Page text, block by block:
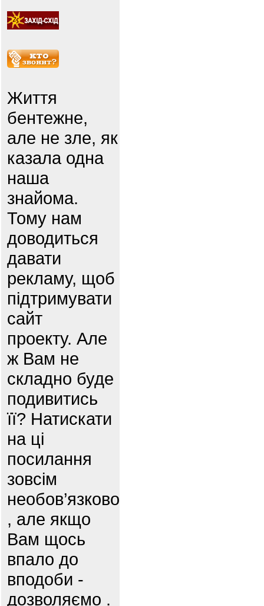
Життя
бентежне,
але не зле, як
казала одна
наша
знайома.
Тому нам
доводиться
давати
рекламу, щоб
підтримувати
сайт
проекту. Але
ж Вам не
складно буде
подивитись
її? Натискати
на ці
посилання
зовсім
необов’язково
, але якщо
Вам щось
впало до
вподоби -
дозволяємо .